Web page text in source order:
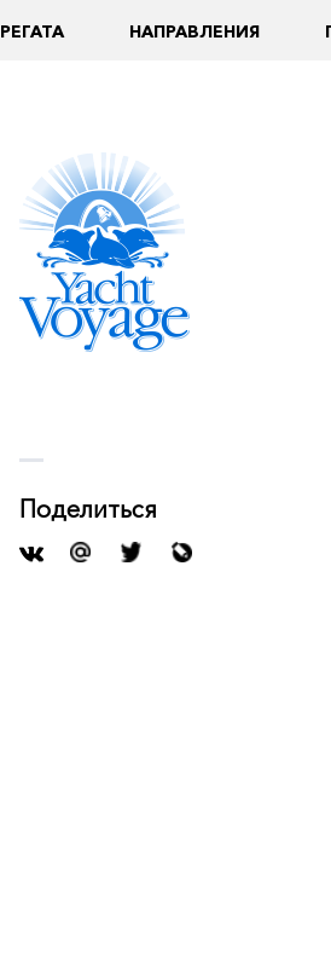
РЕГАТА НАПРАВЛЕНИЯ
Поделиться